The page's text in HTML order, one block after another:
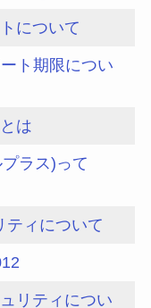
について
ト期限につい
は
ラス)って
ティについて
リティについ